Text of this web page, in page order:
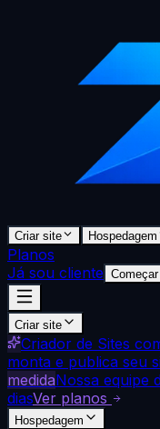
Criar site Hospedagem
Planos
Já sou cliente
Criar site
Criador de Sites
monta e publica seu
medidaNossa equipe
diasVer planos
Hospedagem